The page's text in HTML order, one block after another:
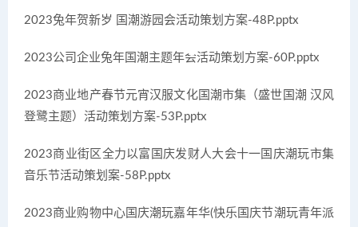
2023兔年贺新岁 国潮游园会活动策划方案-48P.pptx
2023公司企业兔年国潮主题年会活动策划方案-60P.pptx
2023商业地产春节元宵汉服文化国潮市集（盛世国潮 汉风
登鹭主题）活动策划方案-53P.pptx
2023商业街区全力以富国庆发财人大会十一国庆潮玩市集
音乐节活动策划案-58P.pptx
2023商业购物中心国庆潮玩嘉年华(快乐国庆节潮玩青年派